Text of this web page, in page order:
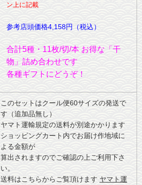
ン上に記載
参考店頭価格4,158円（税込）
合計5種・11枚/切/本 お得な「干
物」詰め合わせです
各種ギフトにどうぞ！
このセットはクール便60サイズの発送で
す（追加品無し）
ヤマト運輸規定の送料が別途かかります
ショッピングカート内でお届け作地域に
よる金額が
算出されますのでご確認の上ご利用下さ
い。
送料はこちらからご覧頂けます ヤマト運